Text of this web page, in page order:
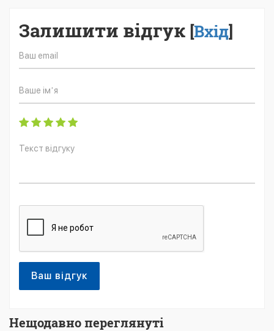
Залишити відгук [Вхід]
Ваш відгук
Нещодавно переглянуті